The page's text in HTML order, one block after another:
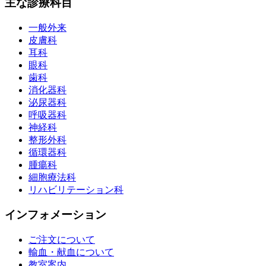
主な診療科目
一般外来
皮膚科
耳科
眼科
歯科
消化器科
泌尿器科
呼吸器科
神経科
整形外科
循環器科
腫瘍科
細胞療法科
リハビリテーション科
インフォメーション
ご注文について
輸血・献血について